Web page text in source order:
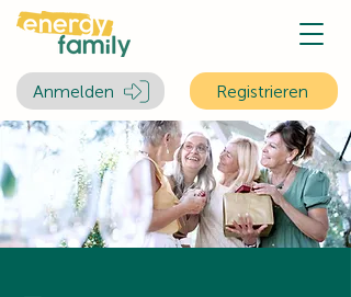
Anmelden Registrieren